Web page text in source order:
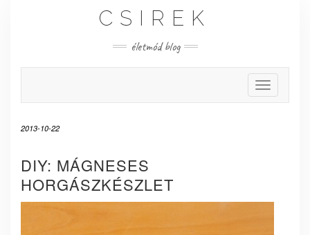
CSIREK
életmód blog
Toggle
2013-10-22
DIY: MÁGNESES
HORGÁSZKÉSZLET